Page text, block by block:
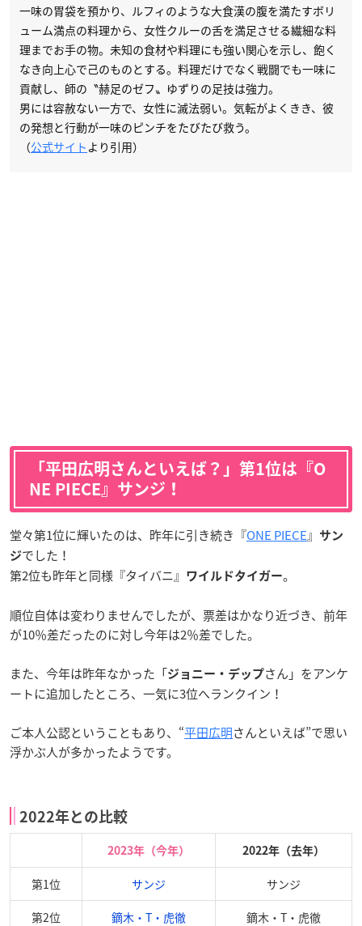
一味の胃袋を預かり、ルフィのような大食漢の腹を満たすボリ
ューム満点の料理から、女性クルーの舌を満足させる繊細な料
理までお手の物。未知の食材や料理にも強い関心を示し、飽く
なき向上心で己のものとする。料理だけでなく戦闘でも一味に
貢献し、師の〝赫足のゼフ〟ゆずりの足技は強力。
男には容赦ない一方で、女性に滅法弱い。気転がよくきき、彼
の発想と行動が一味のピンチをたびたび救う。
（公式サイト より引用）
「平田広明さんといえば？」第1位は『O
NE PIECE』サンジ！
堂々第1位に輝いたのは、昨年に引き続き『ONE PIECE』
サン
ジでした！
第2位も昨年と同様『タイバニ』
ワイルドタイガー。
順位自体は変わりませんでしたが、票差はかなり近づき、前年
が10％差だったのに対し今年は2％差でした。
また、今年は昨年なかった「ジョニー・デップさん」をアンケ
ートに追加したところ、一気に3位へランクイン！
ご本人公認ということもあり、“平田広明さんといえば”で思い
浮かぶ人が多かったようです。
2022年との比較
2023年（今年） 2022年（去年）
第1位 サンジ サンジ
第2位 鏑木・T・虎徹 鏑木・T・虎徹